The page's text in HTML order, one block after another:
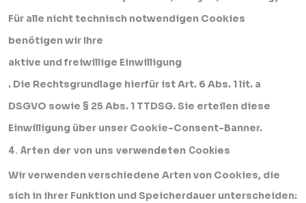
Für alle nicht technisch notwendigen Cookies
benötigen wir Ihre
aktive und freiwillige Einwilligung
. Die Rechtsgrundlage hierfür ist Art. 6 Abs. 1 lit. a
DSGVO sowie § 25 Abs. 1 TTDSG. Sie erteilen diese
Einwilligung über unser Cookie-Consent-Banner.
4. Arten der von uns verwendeten Cookies
Wir verwenden verschiedene Arten von Cookies, die
sich in ihrer Funktion und Speicherdauer unterscheiden: